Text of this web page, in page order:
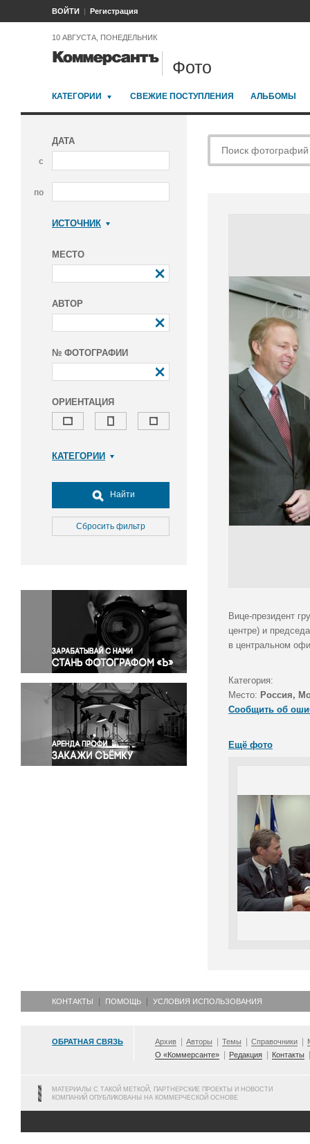
ВОЙТИ Регистрация
10 АВГУСТА, ПОНЕДЕЛЬНИК
Фото
КАТЕГОРИИ СВЕЖИЕ ПОСТУПЛЕНИЯ АЛЬБОМЫ
ДАТА
с
по
ИСТОЧНИК
МЕСТО
АВТОР
№ ФОТОГРАФИИ
ОРИЕНТАЦИЯ
КАТЕГОРИИ
Досуг, туризм и отдых
Культура
Медицина
Окружающая среда
Политика
Правосудие
Происшествия и конфликты
Религия
Светская жизнь
Спорт
Экология
Экономика и бизнес
Найти
Сбросить фильтр
Вице-президент
центре) и
в центральном
Категория:
Место: Россия,
Сообщить об
Ещё фото
КОНТАКТЫ ПОМОЩЬ УСЛОВИЯ ИСПОЛЬЗОВАНИЯ
ОБРАТНАЯ СВЯЗЬ Архив Авторы Темы Справочники
О «Коммерсанте»
Редакция Контакты
МАТЕРИАЛЫ С ТАКОЙ МЕТКОЙ, ПАРТНЕРСКИЕ ПРОЕКТЫ И НОВОСТИ
КОМПАНИЙ ОПУБЛИКОВАНЫ НА КОММЕРЧЕСКОЙ ОСНОВЕ